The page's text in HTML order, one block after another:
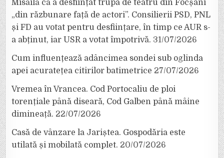
Misăilă că a desființat trupa de teatru din Focșani
„din răzbunare față de actori”. Consilierii PSD, PNL
și FD au votat pentru desființare, în timp ce AUR s-
a abținut, iar USR a votat împotrivă. 31/07/2026
Cum influențează adâncimea sondei sub oglinda
apei acuratețea citirilor batimetrice 27/07/2026
Vremea în Vrancea. Cod Portocaliu de ploi
torențiale până diseară, Cod Galben până mâine
dimineață. 22/07/2026
Casă de vânzare la Jariștea. Gospodăria este
utilată și mobilată complet. 20/07/2026